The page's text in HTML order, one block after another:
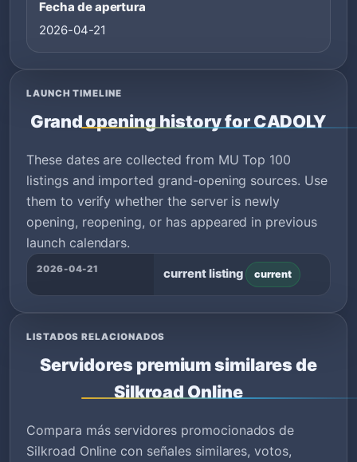
Fecha de apertura
2026-04-21
LAUNCH TIMELINE
Grand opening history for CADOLY
These dates are collected from MU Top 100
listings and imported grand-opening sources. Use
them to verify whether the server is newly
opening, reopening, or has appeared in previous
launch calendars.
2026-04-21 current listing current
LISTADOS RELACIONADOS
Servidores premium similares de
Silkroad Online
Compara más servidores promocionados de
Silkroad Online con señales similares, votos,